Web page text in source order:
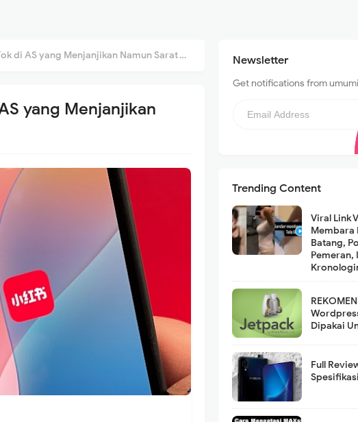
AS yang Menjanjikan Namun Sarat Tantangan
yang Menjanjikan
Newsletter
Get notifications from
Trending Content
Viral Link
Membara
Batang,
Pemeran,
Dipakai
Full